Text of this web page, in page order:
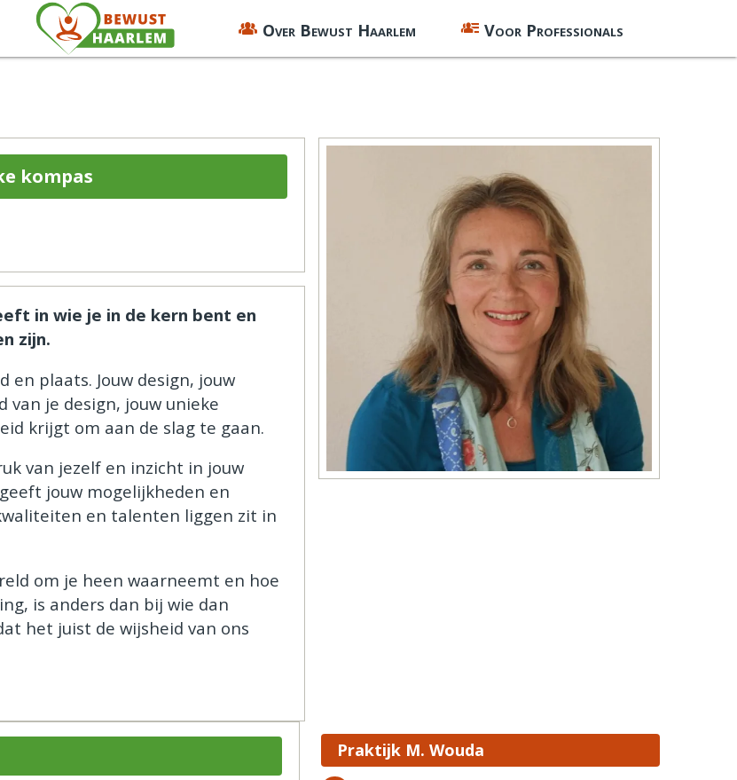
Over Bewust Haarlem Voor Professionals
kompas
in wie je in de kern bent en
zijn.
plaats. Jouw design, jouw
van je design, jouw unieke
krijgt om aan de slag te gaan.
van jezelf en inzicht in jouw
jouw mogelijkheden en
en talenten liggen zit in
om je heen waarneemt en hoe
is anders dan bij wie dan
het juist de wijsheid van ons
Praktijk M. Wouda